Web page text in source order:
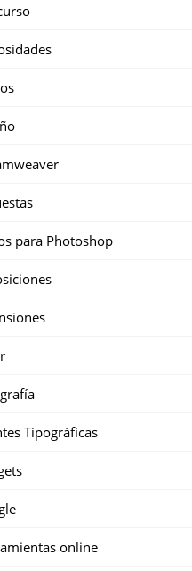
para Photoshop
Tipográficas
online